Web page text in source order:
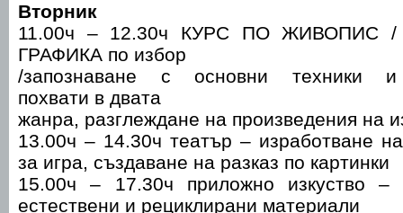
Вторник
11.00ч – 12.30ч КУРС ПО ЖИВОПИС /
ГРАФИКА по избор
/запознаване с основни техники и
похвати в двата
жанра, разглеждане на произведения на
13.00ч – 14.30ч театър – изработване
за игра, създаване на разказ по картинки
15.00ч – 17.30ч приложно изкуство –
естествени и рециклирани материали